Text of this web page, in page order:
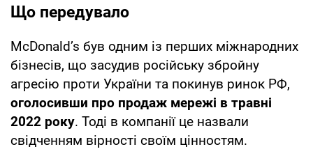
Що передувало
McDonaldʼs був одним із перших міжнародних
бізнесів, що засудив російську збройну
агресію проти України та покинув ринок РФ,
оголосивши про продаж мережі в травні
2022 року. Тоді в компанії це назвали
свідченням вірності своїм цінностям.